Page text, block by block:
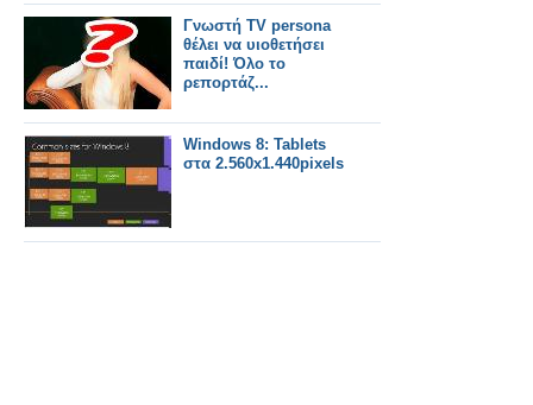
Γνωστή TV persona
θέλει να υιοθετήσει
παιδί! Όλο το
ρεπορτάζ...
Windows 8: Tablets
στα 2.560x1.440pixels